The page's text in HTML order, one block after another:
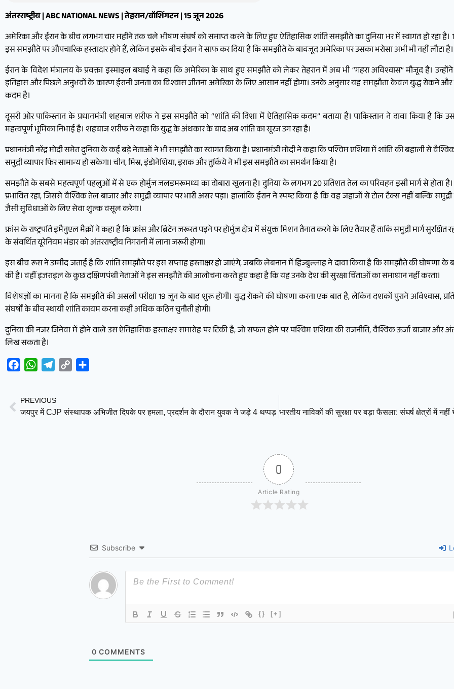
अंतरराष्ट्रीय | ABC NATIONAL NEWS | तेहरान/वॉशिंगटन | 15 जून 2026
अमेरिका और ईरान के बीच लगभग चार महीने तक चले भीषण संघर्ष को समाप्त करने के लिए हुए ऐतिहासिक शांति समझौते का दुनिया भर में स्वागत हो रहा
इस समझौते पर औपचारिक हस्ताक्षर होने हैं, लेकिन इसके बीच ईरान ने साफ कर दिया है कि समझौते के बावजूद अमेरिका पर उसका भरोसा अभी भी नहीं लौटा है।
ईरान के विदेश मंत्रालय के प्रवक्ता इस्माइल बघाई ने कहा कि अमेरिका के साथ हुए समझौते को लेकर तेहरान में अब भी “गहरा अविश्वास” मौजूद है।
इतिहास और पिछले अनुभवों के कारण ईरानी जनता का विश्वास जीतना अमेरिका के लिए आसान नहीं होगा। उनके अनुसार यह समझौता केवल युद्ध रोकने
कदम है।
दूसरी ओर पाकिस्तान के प्रधानमंत्री शहबाज शरीफ ने इस समझौते को “शांति की दिशा में ऐतिहासिक कदम” बताया है। पाकिस्तान ने दावा किया है कि
महत्वपूर्ण भूमिका निभाई है। शहबाज शरीफ ने कहा कि युद्ध के अंधकार के बाद अब शांति का सूरज उग रहा है।
प्रधानमंत्री नरेंद्र मोदी समेत दुनिया के कई बड़े नेताओं ने भी समझौते का स्वागत किया है। प्रधानमंत्री मोदी ने कहा कि पश्चिम एशिया में शांति की बहाली से
समुद्री व्यापार फिर सामान्य हो सकेगा। चीन, मिस्र, इंडोनेशिया, इराक और तुर्किये ने भी इस समझौते का समर्थन किया है।
समझौते के सबसे महत्वपूर्ण पहलुओं में से एक होर्मुज जलडमरूमध्य का दोबारा खुलना है। दुनिया के लगभग 20 प्रतिशत तेल का परिवहन इसी मार्ग से होता
प्रभावित रहा, जिससे वैश्विक तेल बाजार और समुद्री व्यापार पर भारी असर पड़ा। हालांकि ईरान ने स्पष्ट किया है कि वह जहाजों से टोल टैक्स नहीं बल्कि
जैसी सुविधाओं के लिए सेवा शुल्क वसूल करेगा।
फ्रांस के राष्ट्रपति इमैनुएल मैक्रों ने कहा है कि फ्रांस और ब्रिटेन जरूरत पड़ने पर होर्मुज क्षेत्र में संयुक्त मिशन तैनात करने के लिए तैयार हैं ताकि समुद्री मार्ग
के संवर्धित यूरेनियम भंडार को अंतरराष्ट्रीय निगरानी में लाना जरूरी होगा।
इस बीच रूस ने उम्मीद जताई है कि शांति समझौते पर इस सप्ताह हस्ताक्षर हो जाएंगे, जबकि लेबनान में हिज्बुल्लाह ने दावा किया है कि समझौते की घोषणा के
की है। वहीं इजराइल के कुछ दक्षिणपंथी नेताओं ने इस समझौते की आलोचना करते हुए कहा है कि यह उनके देश की सुरक्षा चिंताओं का समाधान नहीं करता।
विशेषज्ञों का मानना है कि समझौते की असली परीक्षा 19 जून के बाद शुरू होगी। युद्ध रोकने की घोषणा करना एक बात है, लेकिन दशकों पुराने अविश्वास,
संघर्षों के बीच स्थायी शांति कायम करना कहीं अधिक कठिन चुनौती होगी।
दुनिया की नजर जिनेवा में होने वाले उस ऐतिहासिक हस्ताक्षर समारोह पर टिकी है, जो सफल होने पर पश्चिम एशिया की राजनीति, वैश्विक ऊर्जा बाजार और
लिख सकता है।
FacebookWhatsAppTelegram
Copy
PREVIOUS
जयपुर में CJP संस्थापक अभिजीत दिपके पर हमला, प्रदर्शन के दौरान युवक ने जड़े 4 थप्पड़
0
Article Rating
Subscribe
{} [+]
0 COMMENTS